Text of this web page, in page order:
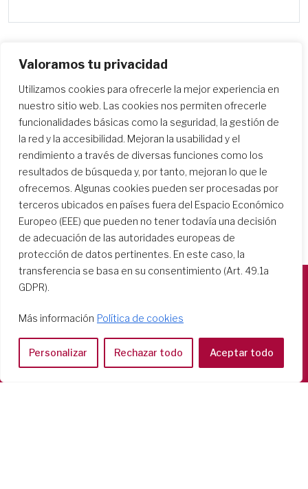
Valoramos tu privacidad
Utilizamos cookies para ofrecerle la mejor experiencia en
nuestro sitio web. Las cookies nos permiten ofrecerle
funcionalidades básicas como la seguridad, la gestión de
la red y la accesibilidad. Mejoran la usabilidad y el
rendimiento a través de diversas funciones como los
resultados de búsqueda y, por tanto, mejoran lo que le
ofrecemos. Algunas cookies pueden ser procesadas por
terceros ubicados en países fuera del Espacio Económico
Europeo (EEE) que pueden no tener todavía una decisión
de adecuación de las autoridades europeas de
protección de datos pertinentes. En este caso, la
transferencia se basa en su consentimiento (Art. 49.1a
GDPR).
Más información Política de cookies
Personalizar Rechazar todo Aceptar todo
Más
Casa Generalizia
Via Tarquinio Vipera, 16 - 00152 Roma
Tel: 06 58 23 03 32 or 06 58 20 31 17